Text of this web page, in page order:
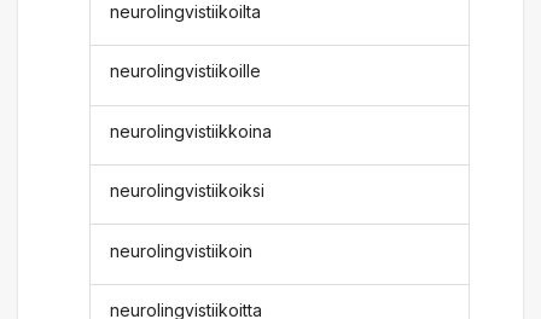
neurolingvistiikoilta
neurolingvistiikoille
neurolingvistiikkoina
neurolingvistiikoiksi
neurolingvistiikoin
neurolingvistiikoitta